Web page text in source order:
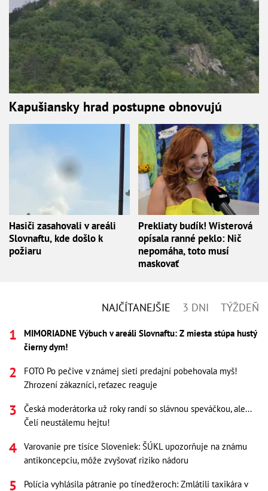
Kapušiansky hrad postupne obnovujú
Hasiči zasahovali v areáli
Slovnaftu, kde došlo k
požiaru
Prekliaty budík! Wisterová
opísala ranné peklo: Nič
nepomáha, toto musí
maskovať
NAJČÍTANEJŠIE 3 DNI TÝŽDEŇ
MIMORIADNE Výbuch v areáli Slovnaftu: Z miesta stúpa hustý
čierny dym!
FOTO Po pečive v známej sieti predajní pobehovala myš!
Zhrození zákazníci, reťazec reaguje
Česká moderátorka už roky randí so slávnou speváčkou, ale...
Čelí neustálemu hejtu!
Varovanie pre tisíce Sloveniek: ŠÚKL upozorňuje na známu
antikoncepciu, môže zvyšovať riziko nádoru
Polícia vyhlásila pátranie po tínedžeroch: Zmlátili taxikára v